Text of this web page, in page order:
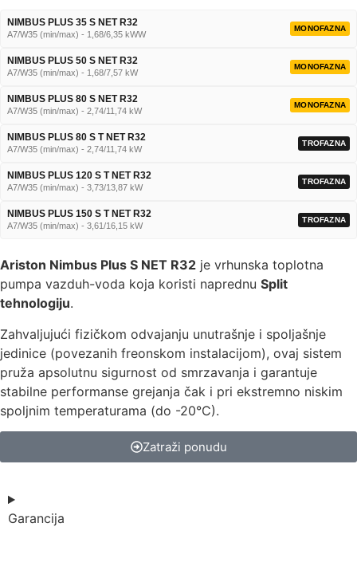
NIMBUS PLUS 35 S NET R32
A7/W35 (min/max) - 1,68/6,35 kWW
MONOFAZNA
NIMBUS PLUS 50 S NET R32
A7/W35 (min/max) - 1,68/7,57 kW
MONOFAZNA
NIMBUS PLUS 80 S NET R32
A7/W35 (min/max) - 2,74/11,74 kW
MONOFAZNA
NIMBUS PLUS 80 S T NET R32
A7/W35 (min/max) - 2,74/11,74 kW
TROFAZNA
NIMBUS PLUS 120 S T NET R32
A7/W35 (min/max) - 3,73/13,87 kW
TROFAZNA
NIMBUS PLUS 150 S T NET R32
A7/W35 (min/max) - 3,61/16,15 kW
TROFAZNA
Ariston Nimbus Plus S NET R32 je vrhunska toplotna
pumpa vazduh-voda koja koristi naprednu Split
tehnologiju.
Zahvaljujući fizičkom odvajanju unutrašnje i spoljašnje
jedinice (povezanih freonskom instalacijom), ovaj sistem
pruža apsolutnu sigurnost od smrzavanja i garantuje
stabilne performanse grejanja čak i pri ekstremno niskim
spoljnim temperaturama (do -20°C).
Zatraži ponudu
Garancija